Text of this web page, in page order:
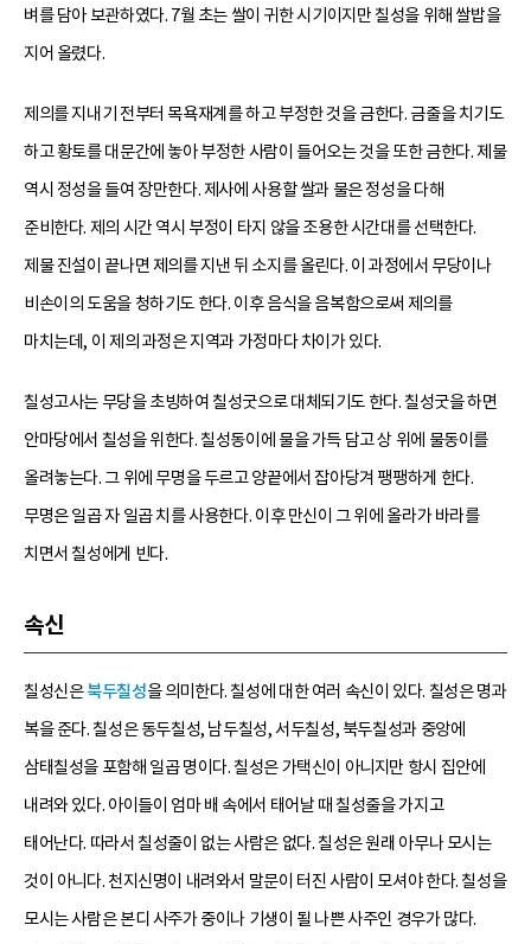
벼를 담아 보관하였다. 7월 초는 쌀이 귀한 시기이지만 칠성을 위해 쌀밥을
지어 올렸다.
제의를 지내기 전부터 목욕재계를 하고 부정한 것을 금한다. 금줄을 치기도
하고 황토를 대문간에 놓아 부정한 사람이 들어오는 것을 또한 금한다. 제물
역시 정성을 들여 장만한다. 제사에 사용할 쌀과 물은 정성을 다해
준비한다. 제의 시간 역시 부정이 타지 않을 조용한 시간대를 선택한다.
제물 진설이 끝나면 제의를 지낸 뒤 소지를 올린다. 이 과정에서 무당이나
비손이의 도움을 청하기도 한다. 이후 음식을 음복함으로써 제의를
마치는데, 이 제의 과정은 지역과 가정마다 차이가 있다.
칠성고사는 무당을 초빙하여 칠성굿으로 대체되기도 한다. 칠성굿을 하면
안마당에서 칠성을 위한다. 칠성동이에 물을 가득 담고 상 위에 물동이를
올려놓는다. 그 위에 무명을 두르고 양끝에서 잡아당겨 팽팽하게 한다.
무명은 일곱 자 일곱 치를 사용한다. 이후 만신이 그 위에 올라가 바라를
치면서 칠성에게 빈다.
속신
칠성신은북두칠성을 의미한다. 칠성에 대한 여러 속신이 있다. 칠성은 명과
복을 준다. 칠성은 동두칠성, 남두칠성, 서두칠성, 북두칠성과 중앙에
삼태칠성을 포함해 일곱 명이다. 칠성은 가택신이 아니지만 항시 집안에
내려와 있다. 아이들이 엄마 배 속에서 태어날 때 칠성줄을 가지고
태어난다. 따라서 칠성줄이 없는 사람은 없다. 칠성은 원래 아무나 모시는
것이 아니다. 천지신명이 내려와서 말문이 터진 사람이 모셔야 한다. 칠성을
모시는 사람은 본디 사주가 중이나 기생이 될 나쁜 사주인 경우가 많다.